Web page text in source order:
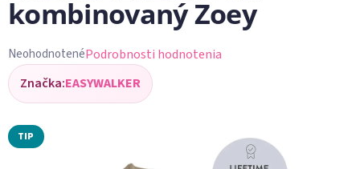
kombinovaný Zoey
Priemerné
hodnotenie
produktu
je
0,0
NeohodnotenéPodrobnosti hodnotenia
Značka:EASYWALKER
TIP